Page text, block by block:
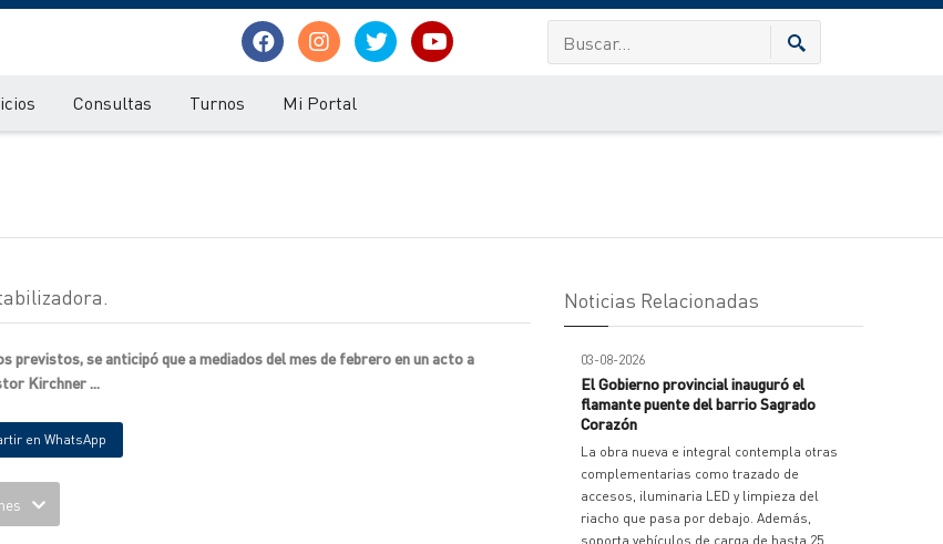
Consultas Turnos Mi Portal
se anticipó que a mediados del mes de febrero en un acto a
Kirchner ...
en WhatsApp
Noticias Relacionadas
03-08-2026
El Gobierno provincial inauguró el
flamante puente del barrio Sagrado
Corazón
La obra nueva e integral contempla otras
complementarias como trazado de
accesos, iluminaria LED y limpieza del
riacho que pasa por debajo. Además,
soporta vehículos de carga de hasta 25